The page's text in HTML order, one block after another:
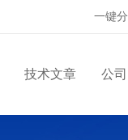
一键
技术文章 公